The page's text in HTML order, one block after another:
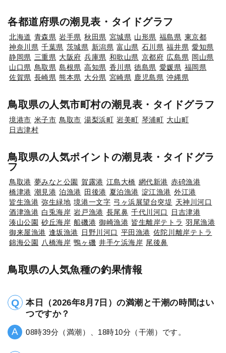
各都道府県の潮見表・タイドグラフ
北海道 青森県 岩手県 秋田県 宮城県 山形県 福島県 東京都
神奈川県 千葉県 茨城県 新潟県 富山県 石川県 福井県 愛知県
静岡県 三重県 大阪府 兵庫県 和歌山県 京都府 広島県 岡山県
山口県 鳥取県 島根県 高知県 香川県 徳島県 愛媛県 福岡県
佐賀県 長崎県 熊本県 大分県 宮崎県 鹿児島県 沖縄県
鳥取県の人気市町村の潮見表・タイドグラフ
境港市 米子市 鳥取市 湯梨浜町 岩美町 琴浦町 大山町
日吉津村
鳥取県の人気ポイントの潮見表・タイドグラ
フ
鳥取港 夢みなと公園 賀露港 江島大橋 網代新港 赤碕漁港
橋津港 潮見港 泊漁港 田後港 夏泊漁港 淀江漁港 外江港
皆生漁港 弥生緑地 境港一文字 弓ヶ浜展望台突堤 天神川河口
酒津漁港 白兎海岸 岩戸漁港 長尾鼻 千代川河口
日吉津港
湊山公園 砂丘海岸 船磯港 御崎漁港 皆生離岸テトラ 羽尾漁港
御来屋漁港 逢坂漁港 日野川河口 平田漁港 佐陀川離岸テトラ
錦海公園 八橋海岸 鴨ヶ磯 井手ケ浜海岸 尾後鼻
鳥取県の人気魚種の釣果情報
本日（2026年8月7日）の満潮と干潮の時間はい
つですか？
08時39分（満潮）、18時10分（干潮）です。